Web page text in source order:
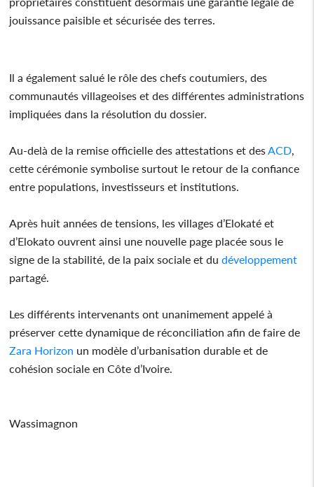
jouissance paisible et sécurisée des terres.
Il a également salué le rôle des chefs coutumiers, des
communautés villageoises et des différentes administrations
impliquées dans la résolution du dossier.
Au-delà de la remise officielle des attestations et des ACD
cette cérémonie symbolise surtout le retour de la confiance
entre populations, investisseurs et institutions.
Après huit années de tensions, les villages d’Elokaté et
d’Elokato ouvrent ainsi une nouvelle page placée sous le
signe de la stabilité, de la paix sociale et du développement
partagé.
Les différents intervenants ont unanimement appelé à
préserver cette dynamique de réconciliation afin de faire de
Zara Horizon un modèle d’urbanisation durable et de
cohésion sociale en Côte d’Ivoire.
Wassimagnon